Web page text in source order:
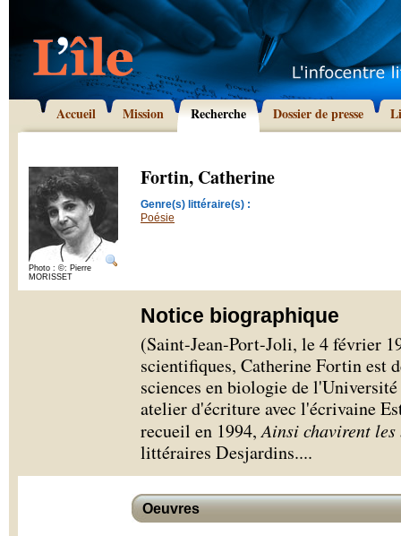
Accueil Mission Recherche Dossier de presse
Photo : ©: Pierre
MORISSET
Fortin, Catherine
Genre(s) littéraire(s) :
Poésie
Notice biographique
(Saint-Jean-Port-Joli, le 4 février
scientifiques, Catherine Fortin est
sciences en biologie de
atelier d'écriture avec l'écrivaine
recueil en 1994,Ainsi chavirent les
littéraires Desjardins....
Oeuvres